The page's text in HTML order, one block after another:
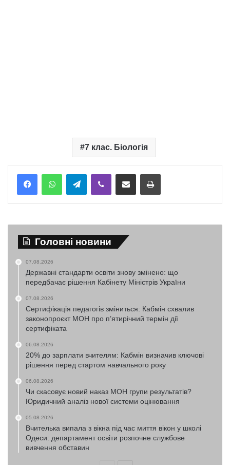
7 клас. Біологія
TelegramViber Надіслати електронною поштоюНадрукувати
Головні новини
07.08.2026
Державні стандарти освіти знову змінено: що
передбачає рішення Кабінету Міністрів України
07.08.2026
Сертифікація педагогів зміниться: Кабмін схвалив
законопроєкт МОН про п’ятирічний термін дії
сертифіката
06.08.2026
20% до зарплати вчителям: Кабмін визначив ключові
рішення перед стартом навчального року
06.08.2026
Чи скасовує новий наказ МОН групи результатів?
Юридичний аналіз нової системи оцінювання
05.08.2026
Вчителька випала з вікна під час миття вікон у школі
Одеси: департамент освіти розпочне службове
вивчення обставин